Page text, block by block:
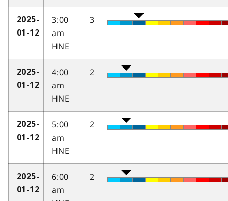
2025-
01-12
3:00
am
HNE
3
2025-
01-12
4:00
am
HNE
2
2025-
01-12
5:00
am
HNE
2
2025-
01-12
6:00
am
2